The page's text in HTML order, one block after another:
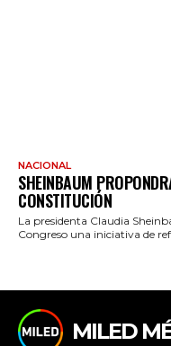
NACIONAL
SHEINBAUM
CONSTITUCIÓN
La presidenta Claudia
Congreso una iniciativa de
MILED